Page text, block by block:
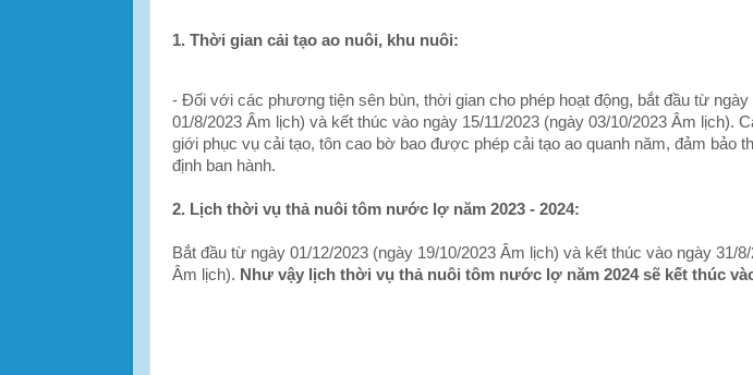
1. Thời gian cải tạo ao nuôi, khu nuôi:
- Đối với các phương tiện sên bùn, thời gian cho phép hoạt động, bắt đầu từ ngày
01/8/2023 Âm lịch) và kết thúc vào ngày 15/11/2023 (ngày 03/10/2023 Âm lịch).
giới phục vụ cải tạo, tôn cao bờ bao được phép cải tạo ao quanh năm, đảm bảo
định ban hành.
2. Lịch thời vụ thả nuôi tôm nước lợ năm 2023 - 2024:
Bắt đầu từ ngày 01/12/2023 (ngày 19/10/2023 Âm lịch) và kết thúc vào ngày 31/
Âm lịch). Như vậy lịch thời vụ thả nuôi tôm nước lợ năm 2024 sẽ kết thúc